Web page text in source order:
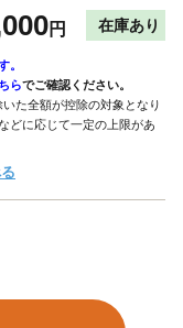
円 在庫あり
。
らでご確認ください。
た全額が控除の対象となり
どに応じて一定の上限があ